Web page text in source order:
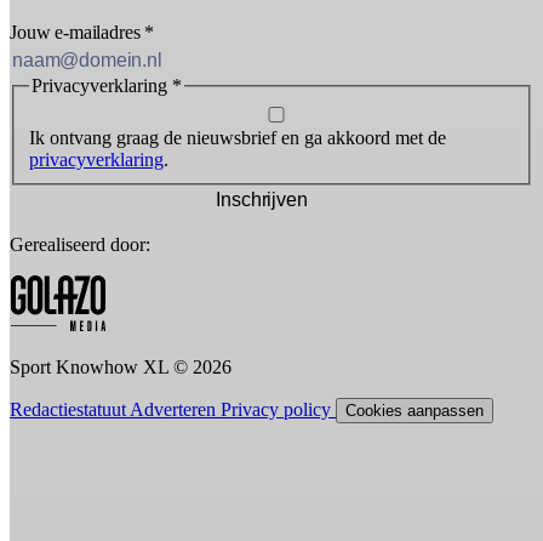
Jouw e-mailadres *
Privacyverklaring *
Ik ontvang graag de nieuwsbrief en ga akkoord met de
privacyverklaring.
Inschrijven
Gerealiseerd door:
Sport Knowhow XL © 2026
Redactiestatuut Adverteren Privacy policy Cookies aanpassen